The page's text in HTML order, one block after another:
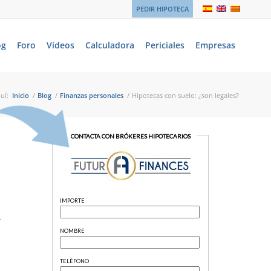
PEDIR HIPOTECA
Foro Vídeos Calculadora Periciales Empresas
Inicio / Blog / Finanzas personales / Hipotecas con suelo: ¿son legales?